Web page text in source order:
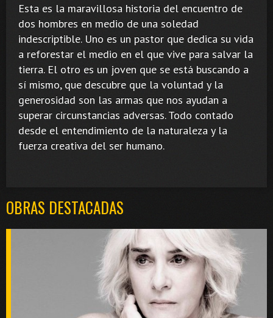
Esta es la maravillosa historia del encuentro de
dos hombres en medio de una soledad
indescriptible. Uno es un pastor que dedica su vida
a reforestar el medio en el que vive para salvar la
tierra. El otro es un joven que se está buscando a
sí mismo, que descubre que la voluntad y la
generosidad son las armas que nos ayudan a
superar circunstancias adversas. Todo contado
desde el entendimiento de la naturaleza y la
fuerza creativa del ser humano.
OBRAS DESTACADAS